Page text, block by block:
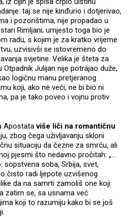
taj se nije kinđurio i dotjerivao,
i pozorištima, nije propadao u
Rimljani; umjesto toga bio je
radu, s kojim je za kratko vrijeme
uzvisivši se istovremeno do
svjetine. Velika je šteta za
Julijan nije potrajao duže,
logičnu manu pretjeranog
koji, ako ne veći, ne bi bio ni
pa je tako poveo i vojnu protiv
Apostataviše liči na romantičnu
zbog čega uživljavanju skloni
situaciju da čezne za smrću, ali
pjesmi što nedavno pročitah: „…
sopstvena soba, Srbija, svet,
čisto radi ljepote uzvišenog
da na samrti zamoliš one koji
zatim se, sa usnama već
koji to razumiju kako bi se još